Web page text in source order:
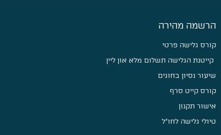
הרשמה מהירה
קורס גלישה פרטי
קייטנת הגלישה תשלום מלא און ליין
שיעור נסיון בחוגים
קורס קייט סרף
אישור תקנון
טיולי גלישה לחו״ל